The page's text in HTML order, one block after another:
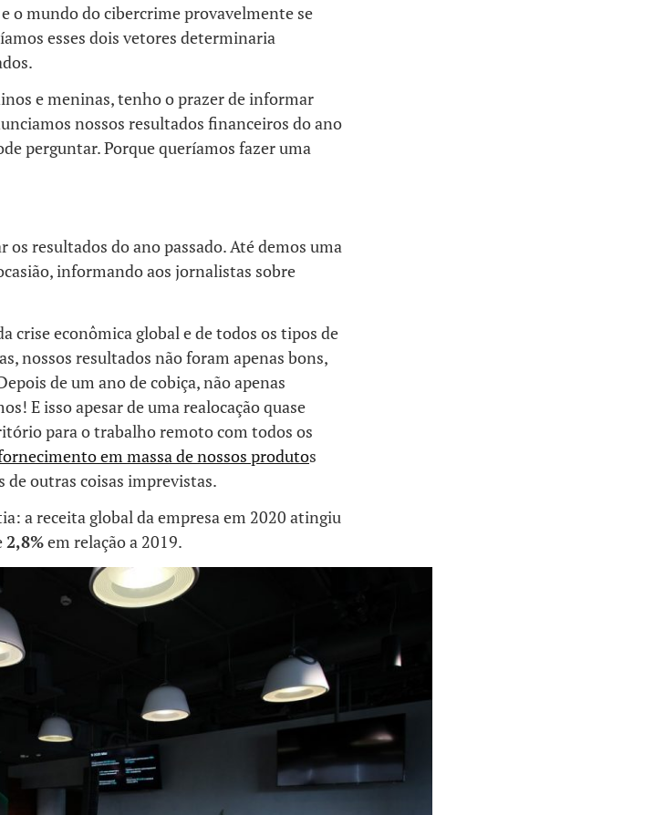
o mundo do cibercrime provavelmente se
esses dois vetores determinaria
e meninas, tenho o prazer de informar
nossos resultados financeiros do ano
perguntar. Porque queríamos fazer uma
os resultados do ano passado. Até demos uma
informando aos jornalistas sobre
crise econômica global e de todos os tipos de
nossos resultados não foram apenas bons,
de um ano de cobiça, não apenas
E isso apesar de uma realocação quase
para o trabalho remoto com todos os
em massa de nossos produtos
de outras coisas imprevistas.
a receita global da empresa em 2020 atingiu
2,8%em relação a 2019.